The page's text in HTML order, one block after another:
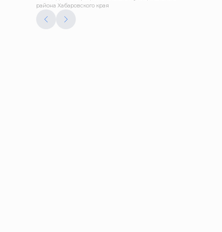
района Хабаровского края